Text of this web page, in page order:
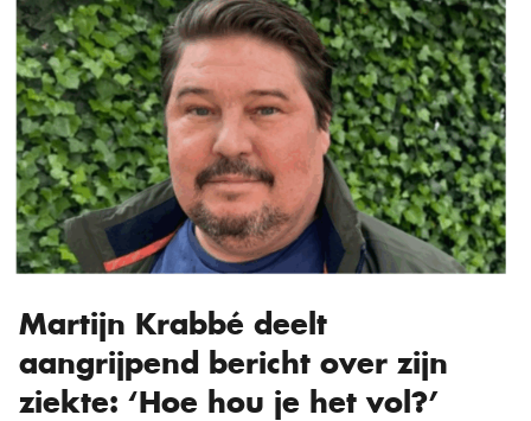
Martijn Krabbé deelt
aangrijpend bericht over zijn
ziekte: ‘Hoe hou je het vol?’